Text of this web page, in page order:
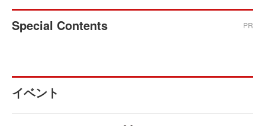
Special Contents PR
イベント